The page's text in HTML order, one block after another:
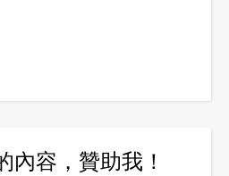
內容，贊助我！